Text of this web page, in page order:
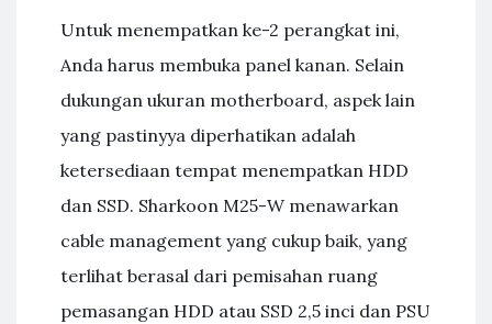
Untuk menempatkan ke-2 perangkat ini,
Anda harus membuka panel kanan. Selain
dukungan ukuran motherboard, aspek lain
yang pastinyya diperhatikan adalah
ketersediaan tempat menempatkan HDD
dan SSD. Sharkoon M25-W menawarkan
cable management yang cukup baik, yang
terlihat berasal dari pemisahan ruang
pemasangan HDD atau SSD 2,5 inci dan PSU